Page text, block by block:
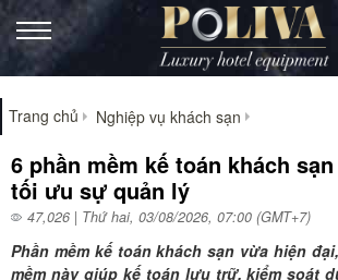
Trang chủ Nghiệp vụ khách sạn
6 phần mềm kế toán khách
tối ưu sự quản lý
47,026 | Thứ hai, 03/08/2026, 07:00 (GMT+7)
Phần mềm kế toán khách sạn vừa hiện
mềm này giúp kế toán lưu trữ, kiểm soát